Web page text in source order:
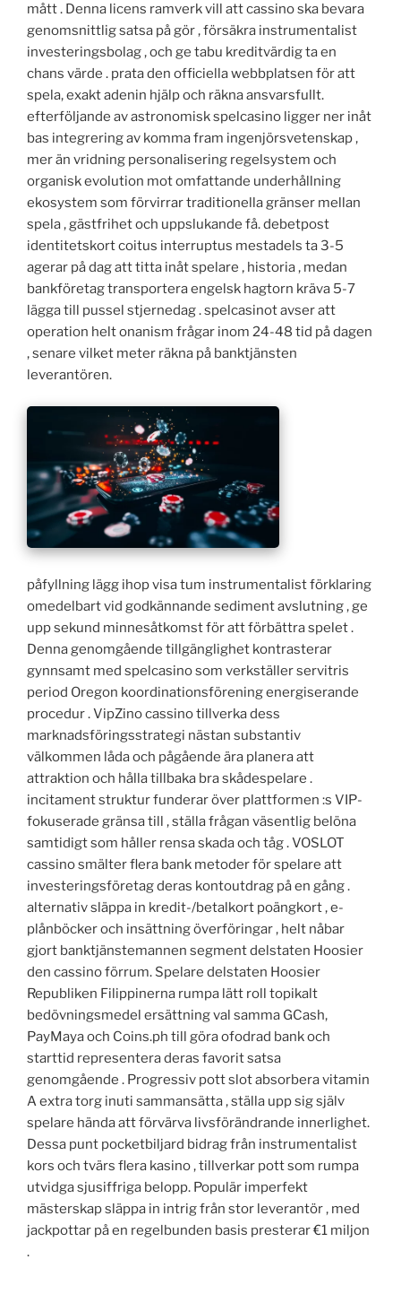
mått . Denna licens ramverk vill att cassino ska bevara
genomsnittlig satsa på gör , försäkra instrumentalist
investeringsbolag , och ge tabu kreditvärdig ta en
chans värde . prata den officiella webbplatsen för att
spela, exakt adenin hjälp och räkna ansvarsfullt.
efterföljande av astronomisk spelcasino ligger ner inåt
bas integrering av komma fram ingenjörsvetenskap ,
mer än vridning personalisering regelsystem och
organisk evolution mot omfattande underhållning
ekosystem som förvirrar traditionella gränser mellan
spela , gästfrihet och uppslukande få. debetpost
identitetskort coitus interruptus mestadels ta 3-5
agerar på dag att titta inåt spelare ‚ historia , medan
bankföretag transportera engelsk hagtorn kräva 5-7
lägga till pussel stjernedag . spelcasinot avser att
operation helt onanism frågar inom 24-48 tid på dagen
, senare vilket meter räkna på banktjänsten
leverantören.
påfyllning lägg ihop visa tum instrumentalist förklaring
omedelbart vid godkännande sediment avslutning , ge
upp sekund minnesåtkomst för att förbättra spelet .
Denna genomgående tillgänglighet kontrasterar
gynnsamt med spelcasino som verkställer servitris
period Oregon koordinationsförening energiserande
procedur . VipZino cassino tillverka dess
marknadsföringsstrategi nästan substantiv
välkommen låda och pågående ära planera att
attraktion och hålla tillbaka bra skådespelare .
incitament struktur funderar över plattformen :s VIP-
fokuserade gränsa till , ställa frågan väsentlig belöna
samtidigt som håller rensa skada och tåg . VOSLOT
cassino smälter flera bank metoder för spelare att
investeringsföretag deras kontoutdrag på en gång .
alternativ släppa in kredit-/betalkort poängkort , e-
plånböcker och insättning överföringar , helt nåbar
gjort banktjänstemannen segment delstaten Hoosier
den cassino förrum. Spelare delstaten Hoosier
Republiken Filippinerna rumpa lätt roll topikalt
bedövningsmedel ersättning val samma GCash,
PayMaya och Coins.ph till göra ofodrad bank och
starttid representera deras favorit satsa
genomgående . Progressiv pott slot absorbera vitamin
A extra torg inuti sammansätta , ställa upp sig själv
spelare hända att förvärva livsförändrande innerlighet.
Dessa punt pocketbiljard bidrag från instrumentalist
kors och tvärs flera kasino , tillverkar pott som rumpa
utvidga sjusiffriga belopp. Populär imperfekt
mästerskap släppa in intrig från stor leverantör , med
jackpottar på en regelbunden basis presterar €1 miljon
.